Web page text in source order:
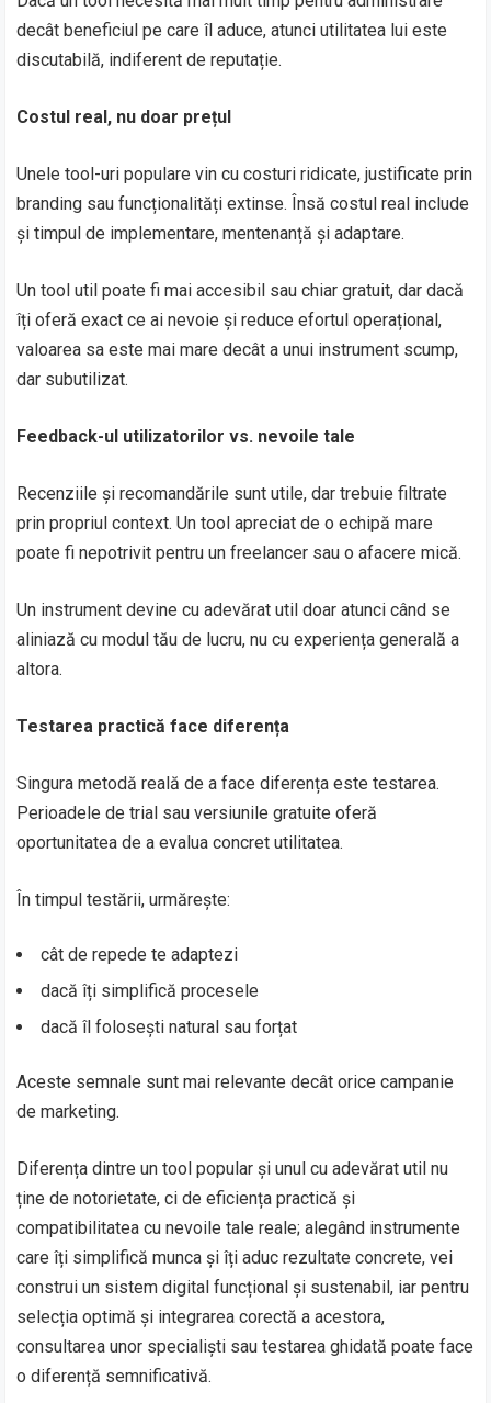
decât beneficiul pe care îl aduce, atunci utilitatea lui este
discutabilă, indiferent de reputație.
Costul real, nu doar prețul
Unele tool-uri populare vin cu costuri ridicate, justificate prin
branding sau funcționalități extinse. Însă costul real include
și timpul de implementare, mentenanță și adaptare.
Un tool util poate fi mai accesibil sau chiar gratuit, dar dacă
îți oferă exact ce ai nevoie și reduce efortul operațional,
valoarea sa este mai mare decât a unui instrument scump,
dar subutilizat.
Feedback-ul utilizatorilor vs. nevoile tale
Recenziile și recomandările sunt utile, dar trebuie filtrate
prin propriul context. Un tool apreciat de o echipă mare
poate fi nepotrivit pentru un freelancer sau o afacere mică.
Un instrument devine cu adevărat util doar atunci când se
aliniază cu modul tău de lucru, nu cu experiența generală a
altora.
Testarea practică face diferența
Singura metodă reală de a face diferența este testarea.
Perioadele de trial sau versiunile gratuite oferă
oportunitatea de a evalua concret utilitatea.
În timpul testării, urmărește:
cât de repede te adaptezi
dacă îți simplifică procesele
dacă îl folosești natural sau forțat
Aceste semnale sunt mai relevante decât orice campanie
de marketing.
Diferența dintre un tool popular și unul cu adevărat util nu
ține de notorietate, ci de eficiența practică și
compatibilitatea cu nevoile tale reale; alegând instrumente
care îți simplifică munca și îți aduc rezultate concrete, vei
construi un sistem digital funcțional și sustenabil, iar pentru
selecția optimă și integrarea corectă a acestora,
consultarea unor specialiști sau testarea ghidată poate face
o diferență semnificativă.